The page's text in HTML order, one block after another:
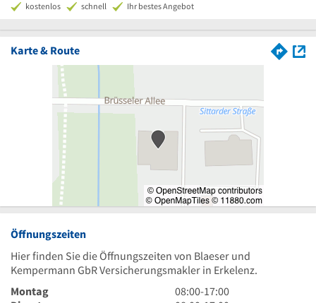
kostenlos schnell Ihr bestes Angebot
Karte & Route
Öffnungszeiten
Hier finden Sie die Öffnungszeiten von Blaeser und
Kempermann GbR Versicherungsmakler in Erkelenz.
Montag
8
08:00-17:00